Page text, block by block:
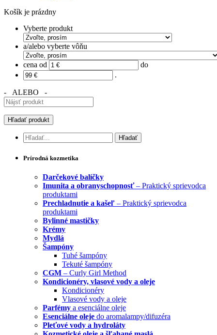
Košík je prázdny
Vyberte produkt
a/alebo vyberte vôňu
cena od
do
.
- ALEBO -
Prírodná kozmetika
Darčekové balíčky
Imunita a obranyschopnosť– Praktický sprievodca
produktami
Prechladnutie a kašeľ – Praktický sprievodca
produktami
Bylinné mastičky
Krémy
Mydlá
Šampóny
Tuhé šampóny
Tekuté šampóny
CGM – Curly Girl Method
Kondicionéry, vlasové vody a oleje
Kondicionéry
Vlasové vody a oleje
Parfémy a esenciálne oleje
Esenciálne oleje do aromalampy/difuzéra
Pleťové vody a hydroláty